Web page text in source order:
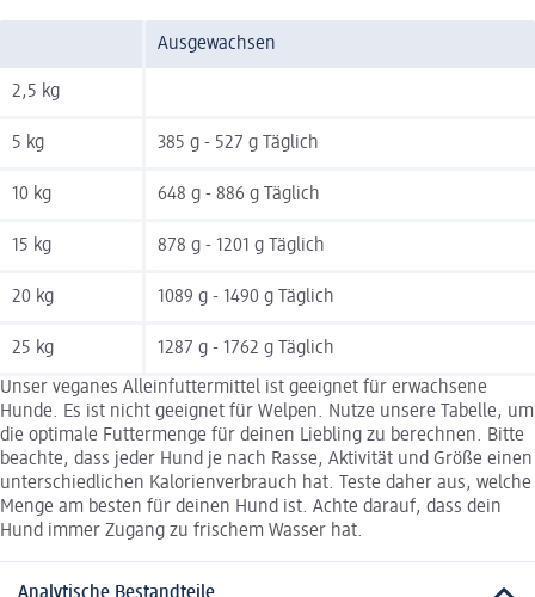
Ausgewachsen
2,5 kg
5 kg 385 g - 527 g Täglich
10 kg 648 g - 886 g Täglich
15 kg 878 g - 1201 g Täglich
20 kg 1089 g - 1490 g Täglich
25 kg 1287 g - 1762 g Täglich
Unser veganes Alleinfuttermittel ist geeignet für erwachsene
Hunde. Es ist nicht geeignet für Welpen. Nutze unsere Tabelle, um
die optimale Futtermenge für deinen Liebling zu berechnen. Bitte
beachte, dass jeder Hund je nach Rasse, Aktivität und Größe einen
unterschiedlichen Kalorienverbrauch hat. Teste daher aus, welche
Menge am besten für deinen Hund ist. Achte darauf, dass dein
Hund immer Zugang zu frischem Wasser hat.